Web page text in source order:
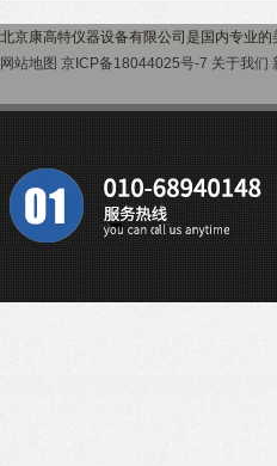
北京康高特仪器设备有限公司是国内专业
网站地图 京ICP备18044025号-7 关于我们